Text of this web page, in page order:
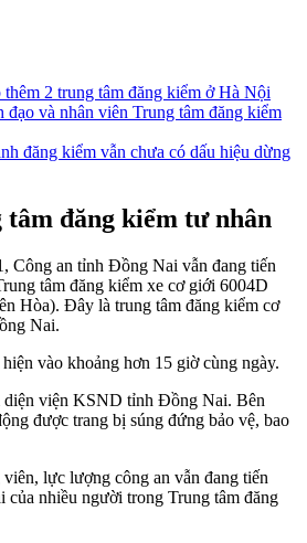
2 trung tâm đăng kiểm ở Hà Nội
đạo và nhân viên Trung tâm đăng kiểm
đăng kiểm vẫn chưa có dấu hiệu dừng
đăng kiểm tư nhân
Công an tỉnh Đồng Nai vẫn đang tiến
tâm đăng kiểm xe cơ giới 6004D
Hòa). Đây là trung tâm đăng kiểm cơ
Nai.
vào khoảng hơn 15 giờ cùng ngày.
diện viện KSND tỉnh Đồng Nai. Bên
được trang bị súng đứng bảo vệ, bao
lực lượng công an vẫn đang tiến
của nhiều người trong Trung tâm đăng